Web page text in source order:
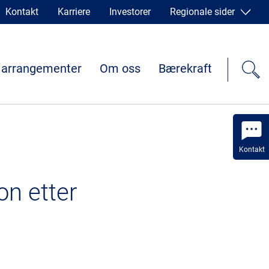
Kontakt
Kontakt Karriere Investorer Regionale sider
Om oss Bærekraft
etter